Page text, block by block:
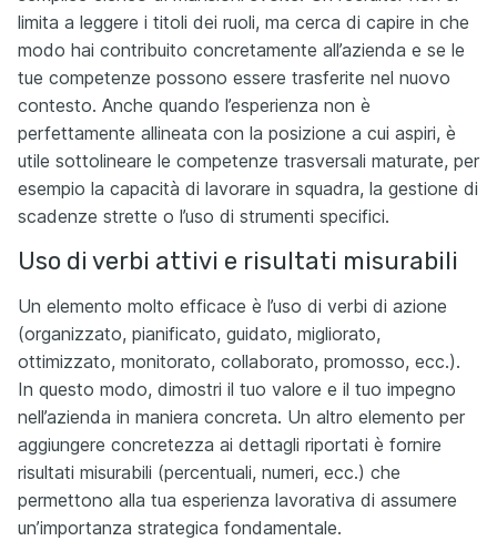
limita a leggere i titoli dei ruoli, ma cerca di capire in che
modo hai contribuito concretamente all’azienda e se le
tue competenze possono essere trasferite nel nuovo
contesto. Anche quando l’esperienza non è
perfettamente allineata con la posizione a cui aspiri, è
utile sottolineare le competenze trasversali maturate, per
esempio la capacità di lavorare in squadra, la gestione di
scadenze strette o l’uso di strumenti specifici.
Uso di verbi attivi e risultati misurabili
Un elemento molto efficace è l’uso di verbi di azione
(organizzato, pianificato, guidato, migliorato,
ottimizzato, monitorato, collaborato, promosso, ecc.).
In questo modo, dimostri il tuo valore e il tuo impegno
nell’azienda in maniera concreta. Un altro elemento per
aggiungere concretezza ai dettagli riportati è fornire
risultati misurabili (percentuali, numeri, ecc.) che
permettono alla tua esperienza lavorativa di assumere
un’importanza strategica fondamentale.